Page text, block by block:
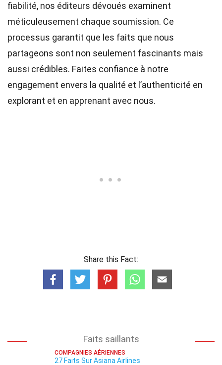
fiabilité, nos éditeurs dévoués examinent
méticuleusement chaque soumission. Ce
processus garantit que les faits que nous
partageons sont non seulement fascinants mais
aussi crédibles. Faites confiance à notre
engagement envers la qualité et l’authenticité en
explorant et en apprenant avec nous.
Share this Fact:
Faits saillants
COMPAGNIES AÉRIENNES
27 Faits Sur Asiana Airlines